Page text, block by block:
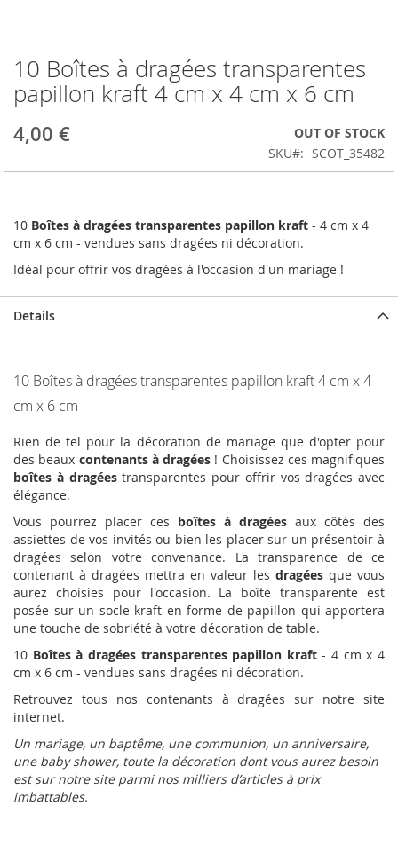
Skip
to
the
of
images
10 Boîtes à dragées transparentes
papillon kraft 4 cm x 4 cm x 6 cm
4,00 €
OUT OF STOCK
SKU
SCOT_35482
10 Boîtes à dragées transparentes papillon kraft - 4 cm x 4
cm x 6 cm - vendues sans dragées ni décoration.
Idéal pour offrir vos dragées à l'occasion d'un mariage !
Details
10 Boîtes à dragées transparentes papillon kraft 4 cm x 4
cm x 6 cm
Rien de tel pour la décoration de mariage que d'opter pour
des beaux contenants à dragées ! Choisissez ces magnifiques
boîtes à dragéestransparentes pour offrir vos dragées avec
élégance.
Vous pourrez placer ces boîtes à dragées aux côtés des
assiettes de vos invités ou bien les placer sur un présentoir à
dragées selon votre convenance. La transparence de ce
contenant à dragées mettra en valeur les dragées que vous
aurez choisies pour l'occasion. La boîte transparente est
posée sur un socle kraft en forme de papillon qui apportera
une touche de sobriété à votre décoration de table.
10 Boîtes à dragées transparentes papillon kraft- 4 cm x 4
cm x 6 cm - vendues sans dragées ni décoration.
Retrouvez tous nos contenants à dragées sur notre site
internet.
Un mariage, un baptême, une communion, un anniversaire,
une baby shower, toute la décoration dont vous aurez besoin
est sur notre site parmi nos milliers d’articles à prix
imbattables.